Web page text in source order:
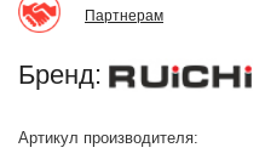
Партнерам
Бренд:
Артикул производителя: